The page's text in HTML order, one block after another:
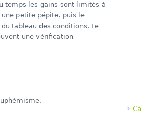
temps les gains sont limités à
petite pépite, puis le
tableau des conditions. Le
une vérification